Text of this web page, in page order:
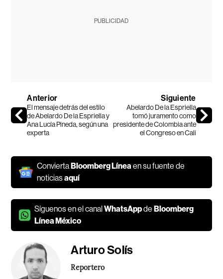
PUBLICIDAD
Anterior
El mensaje detrás del estilo
de Abelardo De la Espriella y
Ana Lucía Pineda, según una
experta
Siguiente
Abelardo De la Espriella
tomó juramento como
presidente de Colombia ante
el Congreso en Cali
ConviertaBloomberg Líneaen su fuente de
noticiasaquí
Síguenos en el canalWhatsAppdeBloomberg
Línea México
Arturo Solís
Reportero